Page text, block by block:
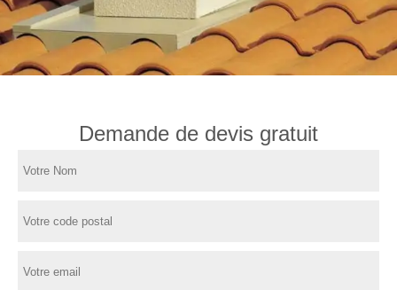
Demande de devis gratuit